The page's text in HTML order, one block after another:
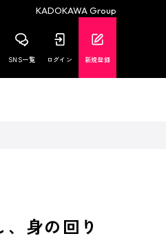
KADOKAWA Group
SNS一覧 ログイン 新規登録
身の回り